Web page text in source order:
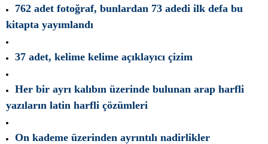
762 adet fotoğraf, bunlardan 73 adedi ilk defa bu
kitapta yayımlandı
37 adet, kelime kelime açıklayıcı çizim
Her bir ayrı kalıbın üzerinde bulunan arap harfli
yazıların latin harfli çözümleri
On kademe üzerinden ayrıntılı nadirlikler